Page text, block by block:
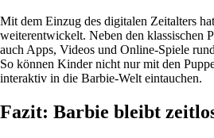
Mit dem Einzug des digitalen Zeitalters
weiterentwickelt. Neben den klassischen
auch Apps, Videos und Online-Spiele
So können Kinder nicht nur mit den
interaktiv in die Barbie-Welt eintauchen.
Fazit: Barbie bleibt